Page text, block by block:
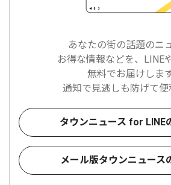
あなたの街の話題のニ
お得な情報などを、LINE
無料でお届けします
通知で見逃しも防げて便
タウンニュース for LINE
メール版タウンニュース